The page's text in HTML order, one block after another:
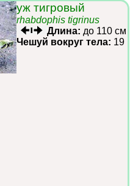
уж тигровый
rhabdophis tigrinus
Длина: до 110 см
Чешуй вокруг тела: 19